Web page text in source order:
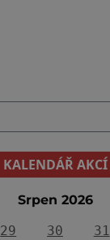
KALENDÁŘ AKCÍ
Srpen 2026
29 30 31